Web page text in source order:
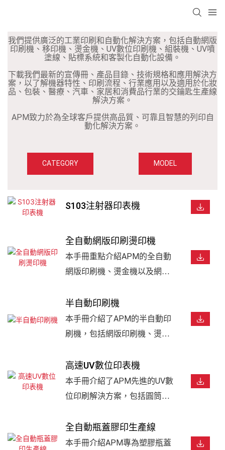
我們提供廣泛的工業印刷和自動化解決方案，包括自動網版
印刷機、移印機、燙金機、UV數位印刷機、組裝機、UV噴
塗線、貼標系統和客製化自動化設備。
下載我們最新的宣傳冊、產品目錄、技術規格和應用解決方
案，以了解機器特性、印刷流程、行業應用以及適用於化妝
品、包裝、醫療、汽車、家居和消費品行業的交鑰匙生產線
解決方案。
APM致力於為全球客戶提供高品質、可靠且智慧的列印自
動化解決方案。
CATEGORY MODEL
S103注射器印表機
全自動網版印刷燙印機
本手冊重點介紹APM的全自動
網版印刷機、燙金機以及網版
於化妝品包裝、瓶子、瓶蓋、
罐子、軟管、杯子和工業產
品。產品具有高速生產、精準
化解決方案，可實現優質的表
面裝飾效果。
半自動印刷機
本手冊介紹了APM的半自動印
刷機，包括網版印刷機、燙金
活生產、樣品製作、小批量生
產和客製化印刷應用而設計，
適用於瓶子、瓶蓋、杯子、化
高速UV數位印表機
本手冊介紹了APM先進的UV數
位印刷解決方案，包括圓筒式
印刷機。適用於化妝品、包
裝、促銷品、玻璃、塑膠、金
全自動瓶蓋膠印生產線
本手冊介紹APM專為塑膠瓶蓋